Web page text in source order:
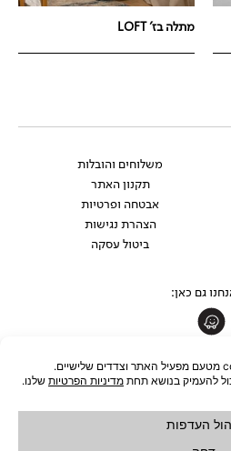
מתלה בז' LOFT
משלוחים והובלות
תקנון האתר
אבטחה ופרטיות
הצהרת נגישות
ביטול עסקה
גם כאן:
לפני כולם?